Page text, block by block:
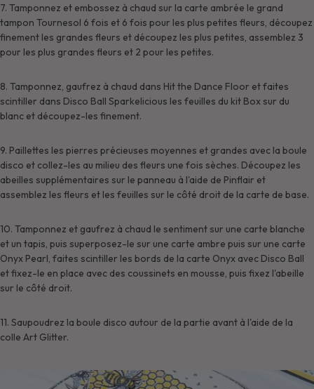
7. Tamponnez et embossez à chaud sur la carte ambrée le grand
tampon Tournesol 6 fois et 6 fois pour les plus petites fleurs, découpez
finement les grandes fleurs et découpez les plus petites, assemblez 3
pour les plus grandes fleurs et 2 pour les petites.
8. Tamponnez, gaufrez à chaud dans Hit the Dance Floor et faites
scintiller dans Disco Ball Sparkelicious les feuilles du kit Box sur du
blanc et découpez-les finement.
9. Paillettes les pierres précieuses moyennes et grandes avec la boule
disco et collez-les au milieu des fleurs une fois sèches. Découpez les
abeilles supplémentaires sur le panneau à l'aide de Pinflair et
assemblez les fleurs et les feuilles sur le côté droit de la carte de base.
10. Tamponnez et gaufrez à chaud le sentiment sur une carte blanche
et un tapis, puis superposez-le sur une carte ambre puis sur une carte
Onyx Pearl, faites scintiller les bords de la carte Onyx avec Disco Ball
et fixez-le en place avec des coussinets en mousse, puis fixez l'abeille
sur le côté droit.
11. Saupoudrez la boule disco autour de la partie avant à l'aide de la
colle Art Glitter.